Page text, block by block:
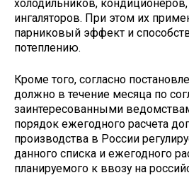
холодильников,
ингаляторов. При этом их
парниковый эффект и
потеплению.
Кроме того, согласно
должно в течение месяца по
заинтересованными
порядок ежегодного расчета
производства в России
данного списка и ежегодного
планируемого к ввозу на